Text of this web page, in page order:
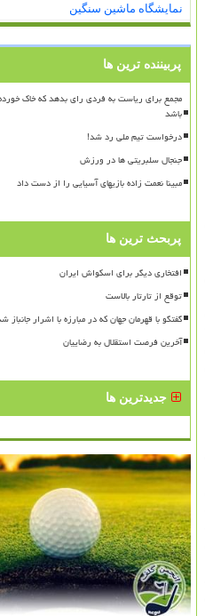
نمایشگاه ماشین سنگین
پربیننده ترین ها
مجمع برای ریاست به فردی رای بدهد که خاک
باشد
درخواست تیم ملی رد شد!
جنجال سلبریتی ها در ورزش
مبینا نعمت زاده بازیهای آسیایی را از دست داد
پربحث ترین ها
افتخاری دیگر برای اسکواش ایران
توقع از تارتار بالاست
گفتگو با قهرمان جهان که در مبارزه با اشرار جانباز
آخرین فرصت استقلال به رضاییان
جدیدترین ها